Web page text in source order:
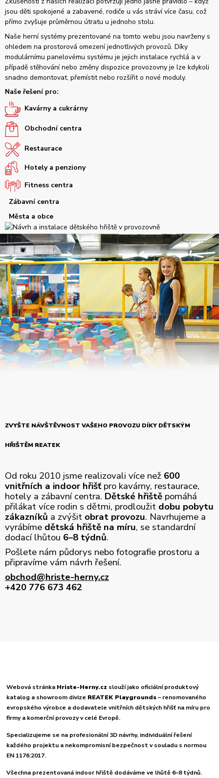
jsou děti spokojené a zabavené, rodiče u vás stráví více času, což
přímo zvyšuje průměrnou útratu u jednoho stolu.
Naše herní systémy prezentované na tomto webu jsou navrženy s
ohledem na prostorová omezení jednotlivých provozů. Díky
modulárnímu panelovému systému je jejich instalace rychlá a v
případě stěhování nebo změny dispozice provozovny je lze kdykoli
snadno demontovat, přemístit nebo rozšířit o nové moduly.
Naše řešení pro:
Kavárny a cukrárny
Obchodní centra
Restaurace
Hotely a penziony
Fitness centra
Zábavní centra
Města a obce
ZVYŠTE NÁVŠTĚVNOST VAŠEHO PROVOZU DÍKY DĚTSKÝM
HŘIŠTĚM REATEK
Od roku 2010 jsme realizovali více než 600
vnitřních a indoor hřišťpro kavárny, restaurace,
hotely a zábavní centra. Dětské hřiště pomáhá
přilákat více rodin s dětmi, prodloužit dobu pobytu
zákazníků a zvýšit obrat provozu. Navrhujeme a
vyrábíme dětská hřiště na míru, se standardní
dodací lhůtou 6–8 týdnů.
Pošlete nám půdorys nebo fotografie prostoru a
připravíme vám návrh řešení.
obchod@hriste-herny.cz
+420 776 673 462
Webová stránka Hriste-Herny.cz slouží jako oficiální produktový
katalog a showroom divize REATEK Playgrounds– renomovaného
evropského výrobce a dodavatele vnitřních dětských hřišť na míru pro
firmy a komerční provozy v celé Evropě.
Specializujeme se na profesionální 3D návrhy, individuální řešení
každého projektu a nekompromisní bezpečnost v souladu s normou
EN 1176:2017.
Všechna prezentovaná indoor hřiště dodáváme ve lhůtě 6–8 týdnů.